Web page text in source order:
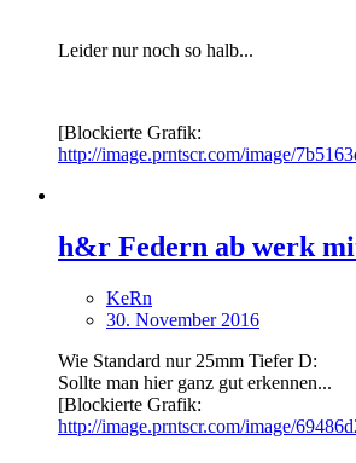
Leider nur noch so halb...
[Blockierte Grafik:
http://image.prntscr.com/image/
h&r Federn ab werk
KeRn
30. November 2016
Wie Standard nur 25mm Tiefer D:
Sollte man hier ganz gut erkennen...
[Blockierte Grafik:
http://image.prntscr.com/image/